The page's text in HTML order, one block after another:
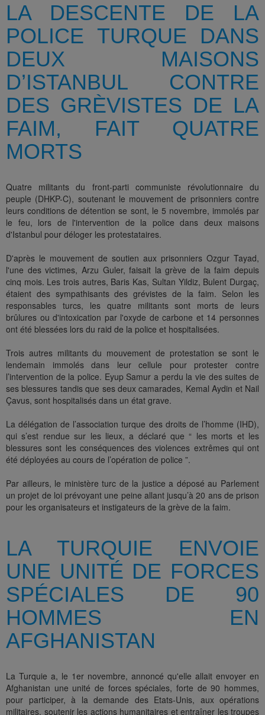
LA DESCENTE DE LA
POLICE TURQUE DANS
DEUX MAISONS
D’ISTANBUL CONTRE
DES GRÈVISTES DE LA
FAIM, FAIT QUATRE
MORTS
Quatre militants du front-parti communiste révolutionnaire du
peuple (DHKP-C), soutenant le mouvement de prisonniers contre
leurs conditions de détention se sont, le 5 novembre, immolés par
le feu, lors de l'intervention de la police dans deux maisons
d'Istanbul pour déloger les protestataires.
D'après le mouvement de soutien aux prisonniers Ozgur Tayad,
l'une des victimes, Arzu Guler, faisait la grève de la faim depuis
cinq mois. Les trois autres, Baris Kas, Sultan Yildiz, Bulent Durgaç,
étaient des sympathisants des grévistes de la faim. Selon les
responsables turcs, les quatre militants sont morts de leurs
brûlures ou d'intoxication par l'oxyde de carbone et 14 personnes
ont été blessées lors du raid de la police et hospitalisées.
Trois autres militants du mouvement de protestation se sont le
lendemain immolés dans leur cellule pour protester contre
l’intervention de la police. Eyup Samur a perdu la vie des suites de
ses blessures tandis que ses deux camarades, Kemal Aydin et Nail
Çavus, sont hospitalisés dans un état grave.
La délégation de l’association turque des droits de l’homme (IHD),
qui s’est rendue sur les lieux, a déclaré que “ les morts et les
blessures sont les conséquences des violences extrêmes qui ont
été déployées au cours de l’opération de police ”.
Par ailleurs, le ministère turc de la justice a déposé au Parlement
un projet de loi prévoyant une peine allant jusqu’à 20 ans de prison
pour les organisateurs et instigateurs de la grève de la faim.
LA TURQUIE ENVOIE
UNE UNITÉ DE FORCES
SPÉCIALES DE 90
HOMMES EN
AFGHANISTAN
La Turquie a, le 1er novembre, annoncé qu'elle allait envoyer en
Afghanistan une unité de forces spéciales, forte de 90 hommes,
pour participer, à la demande des Etats-Unis, aux opérations
militaires, soutenir les actions humanitaires et entraîner les troupes